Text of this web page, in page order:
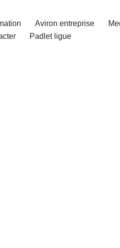
Aviron entreprise
Padlet ligue